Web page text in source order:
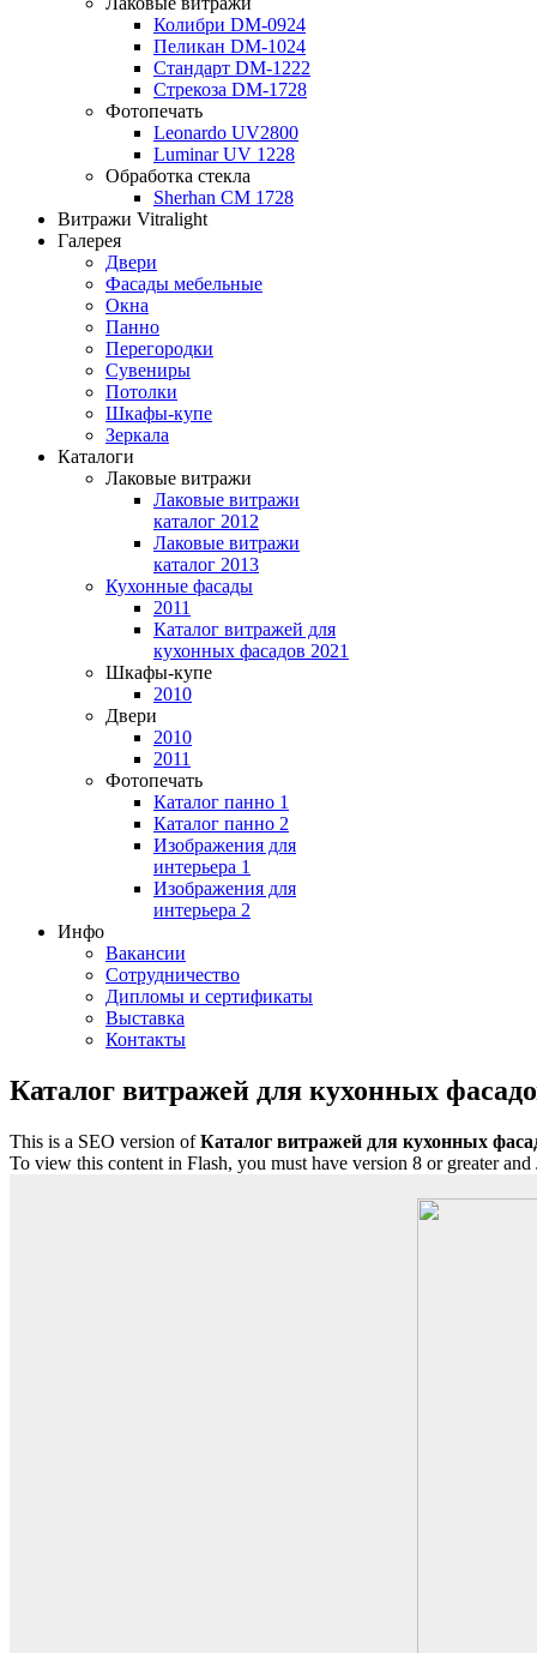
Колибри DM-0924
Пеликан DM-1024
Стандарт DM-1222
Стрекоза DM-1728
Фотопечать
Leonardo UV2800
Luminar UV 1228
Обработка стекла
Sherhan CM 1728
Витражи Vitralight
Галерея
Двери
Фасады мебельные
Окна
Панно
Перегородки
Сувениры
Потолки
Шкафы-купе
Зеркала
Каталоги
Лаковые витражи
Лаковые витражи
каталог 2012
Лаковые витражи
каталог 2013
Кухонные фасады
2011
Каталог витражей для
кухонных фасадов 2021
Шкафы-купе
2010
Двери
2010
2011
Фотопечать
Каталог панно 1
Каталог панно 2
Изображения для
интерьера 1
Изображения для
интерьера 2
Инфо
Вакансии
Сотрудничество
Дипломы и сертификаты
Выставка
Контакты
Каталог витражей для кухонных
This is a SEO version ofКаталог витражей для кухонных
To view this content in Flash, you must have version 8 or greater